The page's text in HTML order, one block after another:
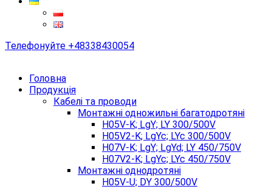
Телефонуйте +48338430054
Головна
Продукція
Кабелі та проводи
Монтажні одножильні багатодротяні
H05V-K; LgY; LY 300/500V
H05V2-K; LgYc; LYc 300/500V
H07V-K; LgY; LgYd; LY 450/750V
H07V2-K; LgYc; LYc 450/750V
Монтажні однодротяні
H05V-U; DY 300/500V